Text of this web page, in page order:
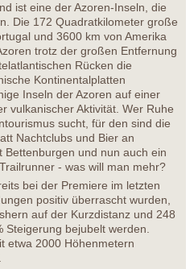
ist eine der Azoren-Inseln, die
Die 172 Quadratkilometer große
und 3600 km von Amerika
trotz der großen Entfernung
Rücken die
Kontinentalplatten
Inseln der Azoren auf einer
vulkanischer Aktivität. Wer Ruhe
sucht, für den sind die
Nachtclubs und Bier an
Bettenburgen und nun auch ein
- was will man mehr?
bei der Premiere im letzten
positiv überrascht wurden,
auf der Kurzdistanz und 248
Steigerung bejubelt werden.
etwa 2000 Höhenmetern